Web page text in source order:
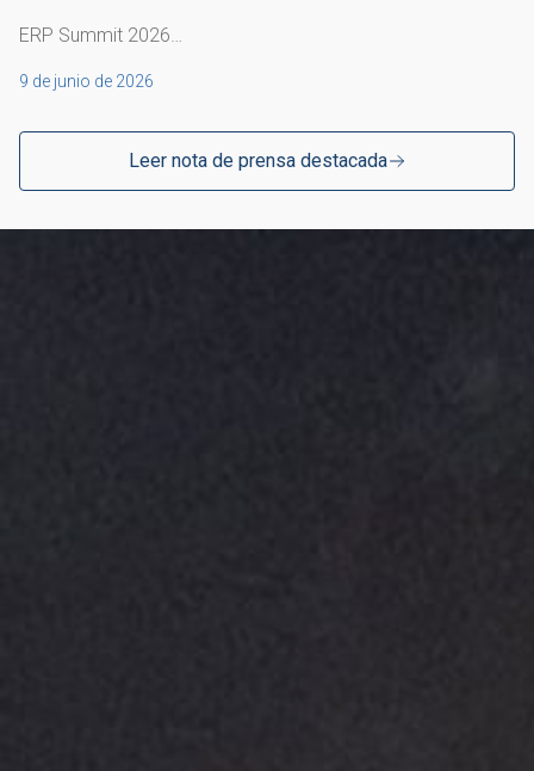
ERP Summit 2026…
9 de junio de 2026
Leer nota de prensa destacada